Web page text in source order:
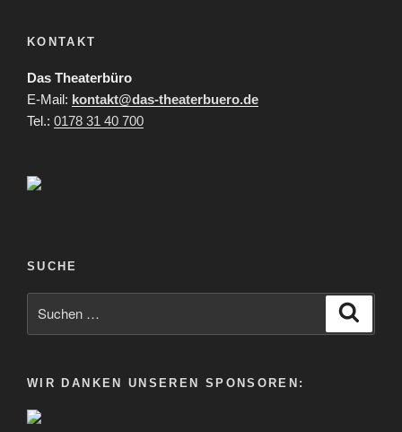
KONTAKT
Das Theaterbüro
E-Mail: kontakt@das-theaterbuero.de
Tel.: 0178 31 40 700
SUCHE
nach:
WIR DANKEN UNSEREN SPONSOREN: